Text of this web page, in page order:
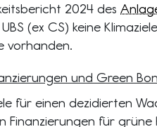
2024 des
(ex CS) keine
vorhanden.
und Green
für einen dezidierten
Finanzierungen für